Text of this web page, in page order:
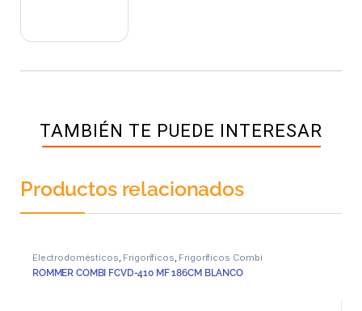
TAMBIÉN TE PUEDE INTERESAR
Productos relacionados
Electrodomésticos, Frigoríficos, Frigoríficos Combi
ROMMER COMBI FCVD-410 MF 186CM BLANCO